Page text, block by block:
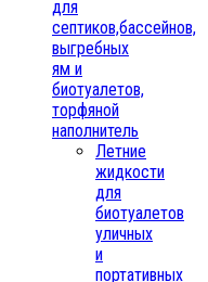
для
септиков,бассейнов,
выгребных
ям и
биотуалетов,
торфяной
наполнитель
Летние
жидкости
для
биотуалетов
уличных
и
портативных